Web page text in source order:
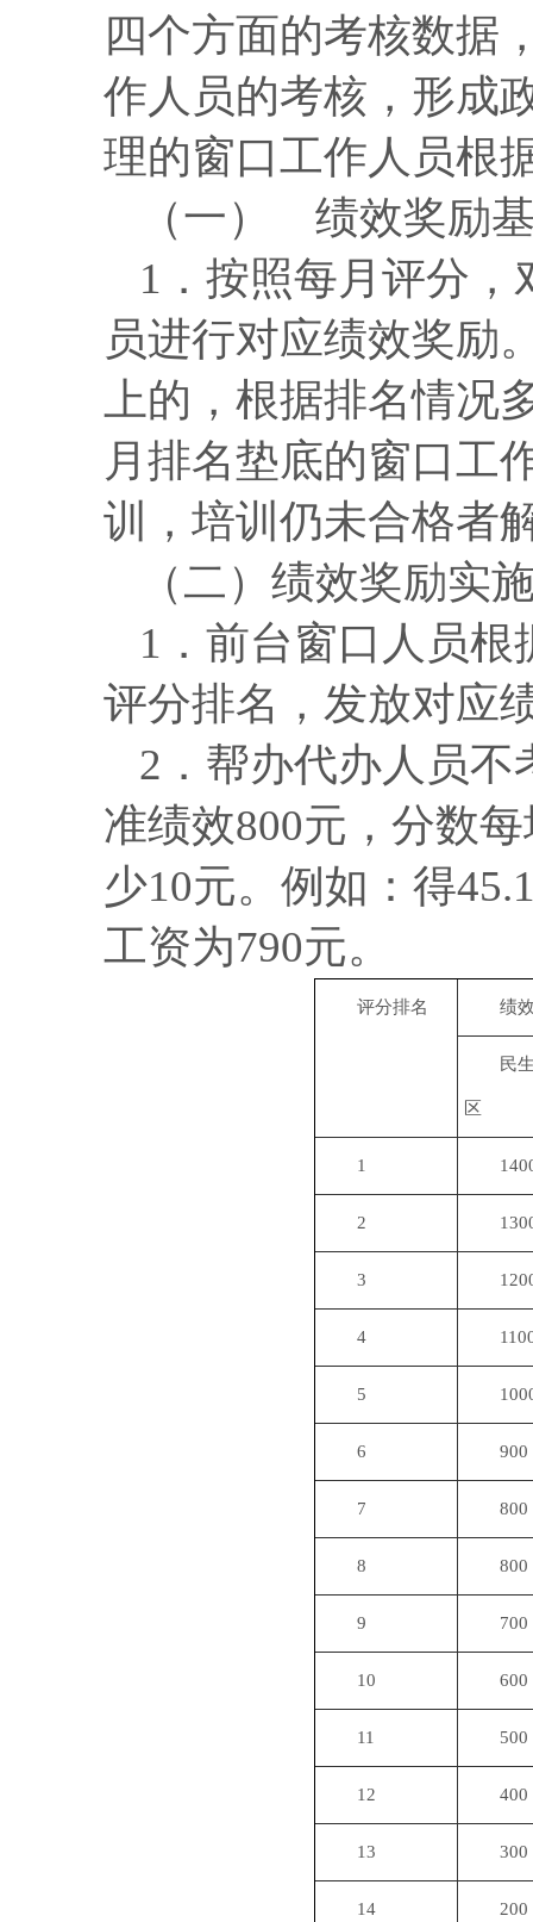
四个方面的考核数据
作人员的考核，形成
理的窗口工作人员根
（一） 绩效奖励
1．按照每月评分
员进行对应绩效奖励
上的，根据排名情况
月排名垫底的窗口工
训，培训仍未合格者
（二）绩效奖励实
1．前台窗口人员
评分排名，发放对应
2．帮办代办人员不
准绩效800元，分数
少10元。例如：得
工资为790元。
评分排名 绩
民
区
1
2
3
4
5
6 900
7 800
8 800
9 700
10 600
11 500
12 400
13 300
14 200